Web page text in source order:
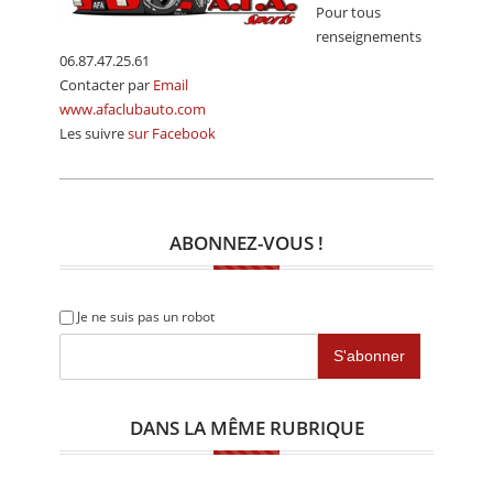
Pour tous
renseignements
06.87.47.25.61
Contacter par Email
www.afaclubauto.com
Les suivresur Facebook
ABONNEZ-VOUS !
Je ne suis pas un robot
DANS LA MÊME RUBRIQUE